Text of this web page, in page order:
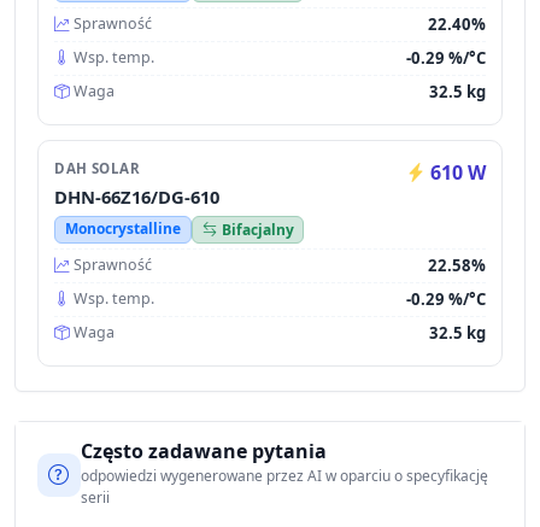
Sprawność
22.40%
Wsp. temp. -0.29 %/°C
Waga 32.5 kg
DAH SOLAR 610 W
DHN-66Z16/DG-610
Monocrystalline
Bifacjalny
Sprawność
22.58%
Wsp. temp. -0.29 %/°C
Waga 32.5 kg
Często zadawane pytania
odpowiedzi wygenerowane przez AI w oparciu o specyfikację
serii